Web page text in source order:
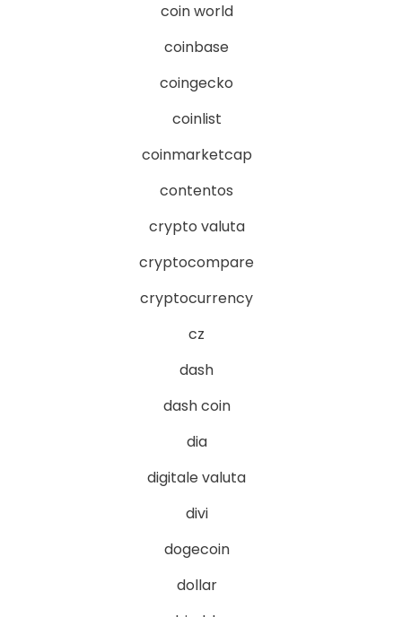
coin world
coinbase
coingecko
coinlist
coinmarketcap
contentos
crypto valuta
cryptocompare
cryptocurrency
cz
dash
dash coin
dia
digitale valuta
divi
dogecoin
dollar